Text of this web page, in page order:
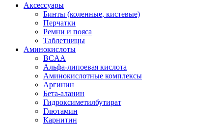
Аксессуары
Бинты (коленные, кистевые)
Перчатки
Ремни и пояса
Таблетницы
Аминокислоты
BCAA
Альфа-липоевая кислота
Аминокислотные комплексы
Аргинин
Бета-аланин
Гидроксиметилбутират
Глютамин
Карнитин